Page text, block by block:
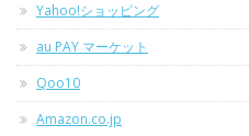
Yahoo!ショッピング
au PAY マーケット
Qoo10
Amazon.co.jp